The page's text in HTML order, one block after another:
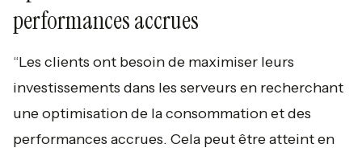
performances accrues
“Les clients ont besoin de maximiser leurs
investissements dans les serveurs en recherchant
une optimisation de la consommation et des
performances accrues. Cela peut être atteint en